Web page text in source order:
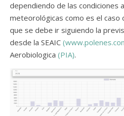
dependiendo de las condiciones
meteorológicas como es el caso
que se debe ir siguiendo la
desde la SEAIC
Aerobiologica (PIA).